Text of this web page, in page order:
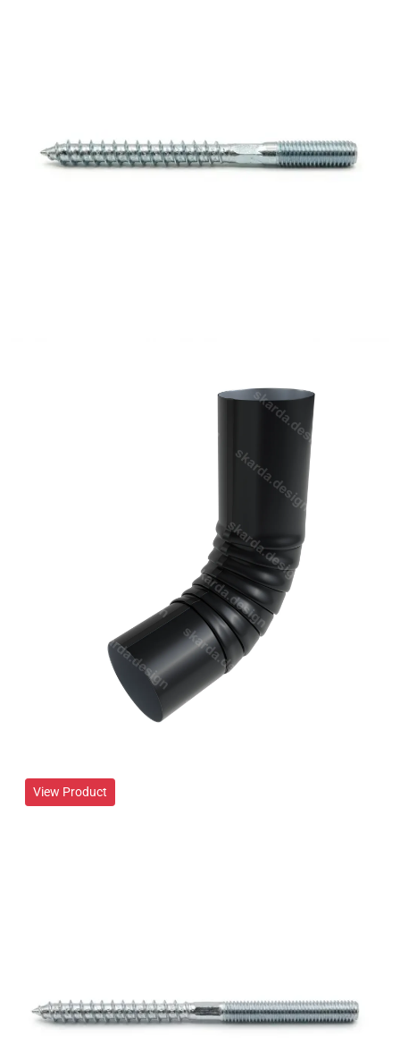
View Product